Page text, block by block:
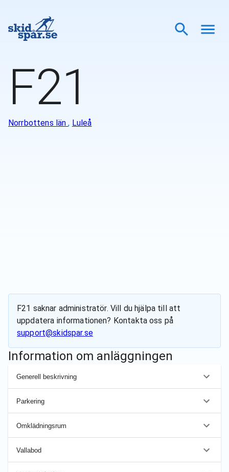
F21
Norrbottens län, Luleå
F21 saknar administratör. Vill du hjälpa till att
uppdatera informationen? Kontakta oss på
support@skidspar.se
Information om anläggningen
Generell beskrivning
Parkering
Omklädningsrum
Vallabod